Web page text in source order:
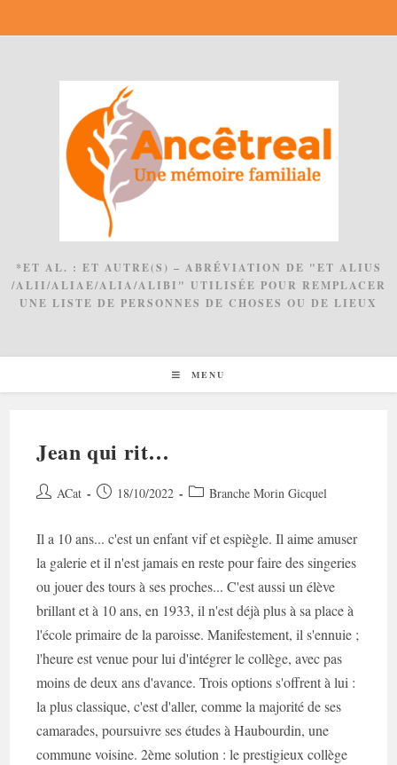
*ET AL. : ET AUTRE(S) – ABRÉVIATION DE "ET ALIUS
/ALII/ALIAE/ALIA/ALIBI" UTILISÉE POUR REMPLACER
UNE LISTE DE PERSONNES DE CHOSES OU DE LIEUX
MENU
Jean qui rit…
Auteur/autrice
publication :
ACat
Post 18/10/2022
PostBranche Morin Gicquel
Il a 10 ans... c'est un enfant vif et espiègle. Il aime amuser
la galerie et il n'est jamais en reste pour faire des singeries
ou jouer des tours à ses proches... C'est aussi un élève
brillant et à 10 ans, en 1933, il n'est déjà plus à sa place à
l'école primaire de la paroisse. Manifestement, il s'ennuie ;
l'heure est venue pour lui d'intégrer le collège, avec pas
moins de deux ans d'avance. Trois options s'offrent à lui :
la plus classique, c'est d'aller, comme la majorité de ses
camarades, poursuivre ses études à Haubourdin, une
commune voisine. 2ème solution : le prestigieux collège